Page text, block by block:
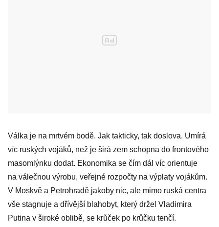
Válka je na mrtvém bodě. Jak takticky, tak doslova. Umírá
víc ruských vojáků, než je širá zem schopna do frontového
masomlýnku dodat. Ekonomika se čím dál víc orientuje
na válečnou výrobu, veřejné rozpočty na výplaty vojákům.
V Moskvě a Petrohradě jakoby nic, ale mimo ruská centra
vše stagnuje a dřívější blahobyt, který držel Vladimira
Putina v široké oblibě, se krůček po krůčku tenčí.